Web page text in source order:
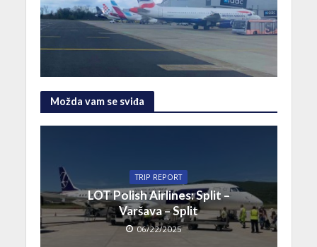
Možda vam se sviđa
TRIP REPORT
LOT Polish Airlines: Split –
Varšava – Split
06/22/2025